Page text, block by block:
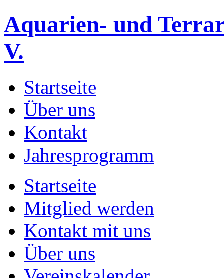
Aquarien- und
V.
Startseite
Über uns
Kontakt
Jahresprogramm
Startseite
Mitglied werden
Kontakt mit uns
Über uns